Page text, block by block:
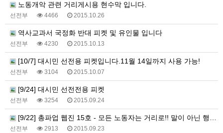
노동개악 관련 거리게시용 현수막 입니다.
선전부 4466 2015.10.26
역사교과서 국정화 반대 피켓 및 유인물 입니다
선전부 4230 2015.10.13
[10/7] 대시민 선전용 피켓입니다.11월 14일까지 사용 가능!
선전부 3104 2015.10.07
[9/24] 대시민 선전전용 피켓
선전부 3254 2015.09.24
[9/22] 총파업 웹진 15호 - 모든 노동자는 거리로!! 말이 아닌 행동으로!!
선전부 2913 2015.09.23